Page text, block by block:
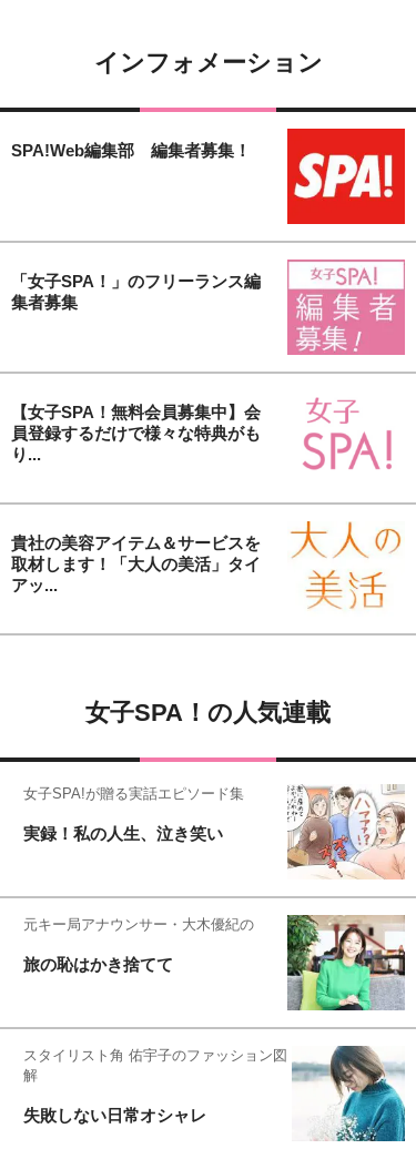
インフォメーション
SPA!Web編集部 編集者募集！
「女子SPA！」のフリーランス編
集者募集
【女子SPA！無料会員募集中】会
員登録するだけで様々な特典がも
り...
貴社の美容アイテム＆サービスを
取材します！「大人の美活」タイ
アッ...
女子SPA！の人気連載
女子SPA!が贈る実話エピソード集
実録！私の人生、泣き笑い
元キー局アナウンサー・大木優紀の
旅の恥はかき捨てて
スタイリスト角 佑宇子のファッション図
解
失敗しない日常オシャレ